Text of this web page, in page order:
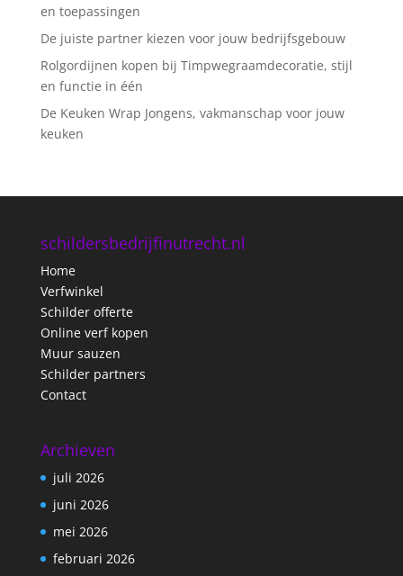
en toepassingen
De juiste partner kiezen voor jouw bedrijfsgebouw
Rolgordijnen kopen bij Timpwegraamdecoratie, stijl
en functie in één
De Keuken Wrap Jongens, vakmanschap voor jouw
keuken
schildersbedrijfinutrecht.nl
Home
Verfwinkel
Schilder offerte
Online verf kopen
Muur sauzen
Schilder partners
Contact
Archieven
juli 2026
juni 2026
mei 2026
februari 2026